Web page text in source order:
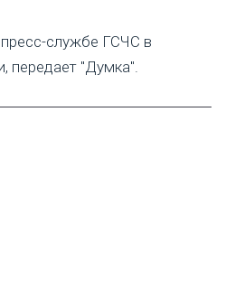
службе ГСЧС в
передает "Думка".